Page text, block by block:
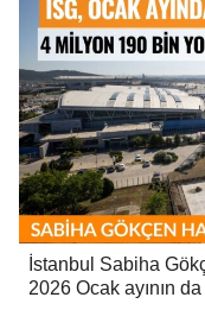
İstanbul Sabiha
2026 Ocak ayının da